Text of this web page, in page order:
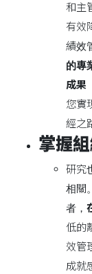
和主
有效
績效
的專
成果
您實
經之
掌握
研究
相關
者，
低的
效管
成就